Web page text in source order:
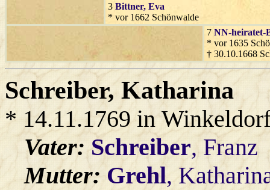
3 Bittner, Eva
* vor 1662 Schönwalde
7 NN-heiratet-
* vor 1635
† 30.10.1668
Schreiber, Katharina
* 14.11.1769 in
Vater:Schreiber, Franz
Mutter: Grehl,